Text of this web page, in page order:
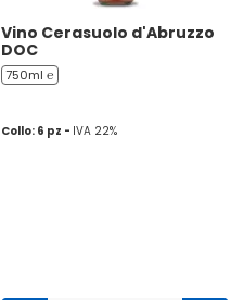
Vino Cerasuolo d'Abruzzo
DOC
750ml ℮
Collo: 6 pz - IVA 22%